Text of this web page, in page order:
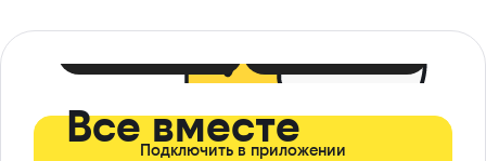
Все вместе
Подключить в приложении